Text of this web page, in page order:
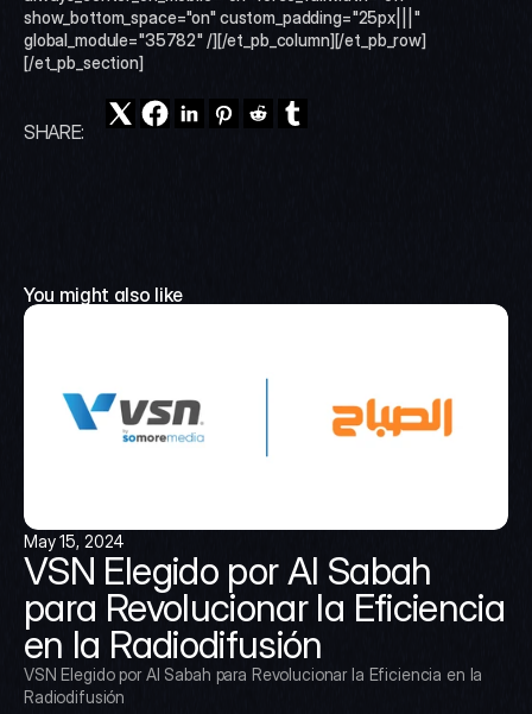
show_bottom_space="on" custom_padding="25px|||"
global_module="35782" /][/et_pb_column][/et_pb_row]
[/et_pb_section]
SHARE:
You might also like
May 15, 2024
VSN Elegido por Al Sabah
para Revolucionar la Eficiencia
en la Radiodifusión
VSN Elegido por Al Sabah para Revolucionar la Eficiencia en la
Radiodifusión